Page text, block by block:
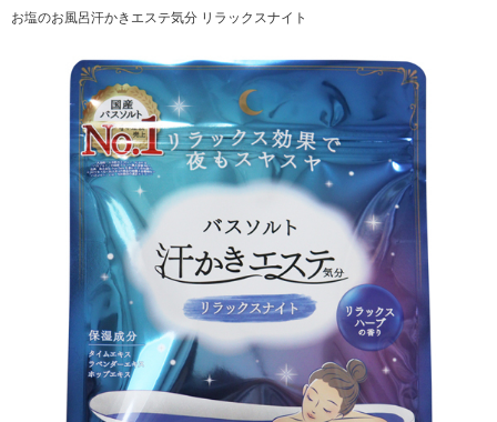
お塩のお風呂汗かきエステ気分 リラックスナイト